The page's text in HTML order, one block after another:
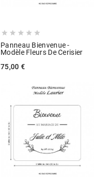
    
Panneau Bienvenue -
Modèle Fleurs De Cerisier
75,00 €